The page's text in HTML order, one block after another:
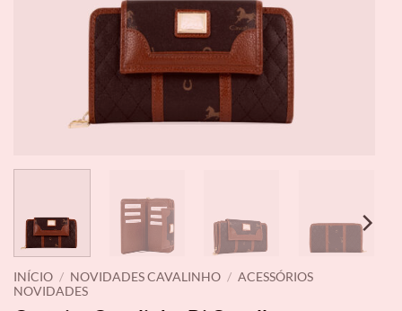
INÍCIO / NOVIDADES CAVALINHO / ACESSÓRIOS
NOVIDADES